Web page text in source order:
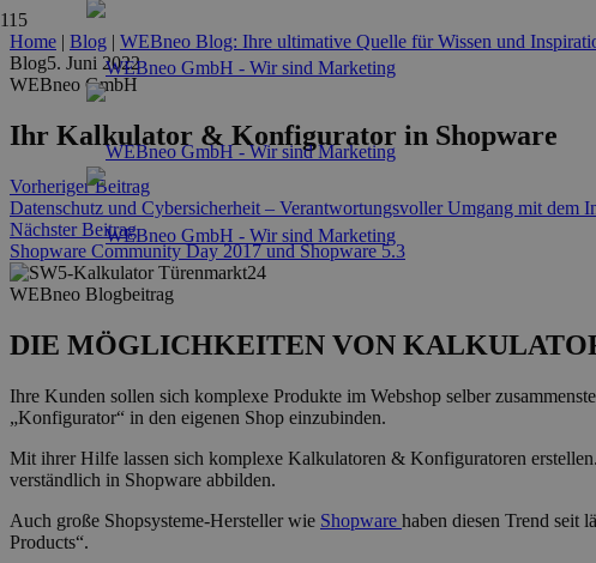
Home | Blog | WEBneo Blog: Ihre ultimative Quelle für Wissen und
Blog5. Juni 2022
WEBneo GmbH
Ihr Kalkulator & Konfigurator in Shopware
Vorheriger Beitrag
Datenschutz und Cybersicherheit – Verantwortungsvoller Umgang mit dem
Nächster Beitrag
Shopware Community Day 2017 und Shopware 5.3
WEBneo Blogbeitrag
DIE MÖGLICHKEITEN VON
Ihre Kunden sollen sich komplexe Produkte im Webshop selber
„Konfigurator“ in den eigenen Shop einzubinden.
Mit ihrer Hilfe lassen sich komplexe Kalkulatoren & Konfiguratoren
verständlich in Shopware abbilden.
Auch große Shopsysteme-Hersteller wie Shopware haben diesen Trend seit
Products“.